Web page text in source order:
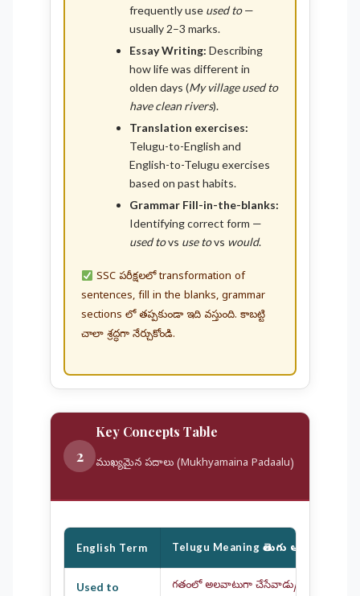
frequently use used to—
usually 2–3 marks.
Essay Writing: Describing
how life was different in
olden days (My village used to
have clean rivers).
Translation exercises:
Telugu-to-English and
English-to-Telugu exercises
based on past habits.
Grammar Fill-in-the-blanks:
Identifying correct form —
used tovs use tovs would.
SSC పరీక్షలలో transformation of
sentences, fill in the blanks, grammar
sections లో తప్పకుండా ఇది వస్తుంది. కాబట్టి
చాలా శ్రద్ధగా నేర్చుకోండి.
2
Key Concepts Table
ముఖ్యమైన పదాలు (Mukhyamaina Padaalu)
English Term Telugu Meaning తెలుగు అర్థం
Used to
గతంలో అలవాటుగా చేసేవాడు/